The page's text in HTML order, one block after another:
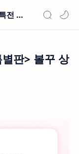
Goods Trades | 영화 굿즈 정보 · 특전 현황
판> 볼꾸 상